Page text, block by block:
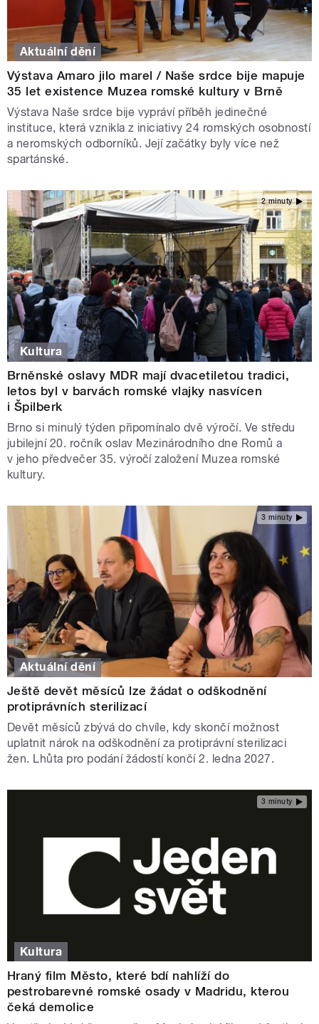
Aktuální dění
Výstava Amaro jilo marel / Naše srdce bije mapuje
35 let existence Muzea romské kultury v Brně
Výstava Naše srdce bije vypráví příběh jedinečné
instituce, která vznikla z iniciativy 24 romských osobností
a neromských odborníků. Její začátky byly více než
spartánské.
2 minuty
Kultura
Brněnské oslavy MDR mají dvacetiletou tradici,
letos byl v barvách romské vlajky nasvícen
i Špilberk
Brno si minulý týden připomínalo dvě výročí. Ve středu
jubilejní 20. ročník oslav Mezinárodního dne Romů a
v jeho předvečer 35. výročí založení Muzea romské
kultury.
3 minuty
Aktuální dění
Ještě devět měsíců lze žádat o odškodnění
protiprávních sterilizací
Devět měsíců zbývá do chvíle, kdy skončí možnost
uplatnit nárok na odškodnění za protiprávní sterilizaci
žen. Lhůta pro podání žádostí končí 2. ledna 2027.
3 minuty
Kultura
Hraný film Město, které bdí nahlíží do
pestrobarevné romské osady v Madridu, kterou
čeká demolice